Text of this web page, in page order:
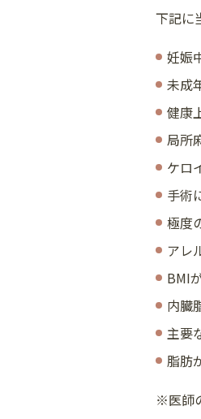
下記に
妊娠
未成
健康
局所
ケロ
手術
極度
アレ
BMI
内臓
主要
脂肪
※医師